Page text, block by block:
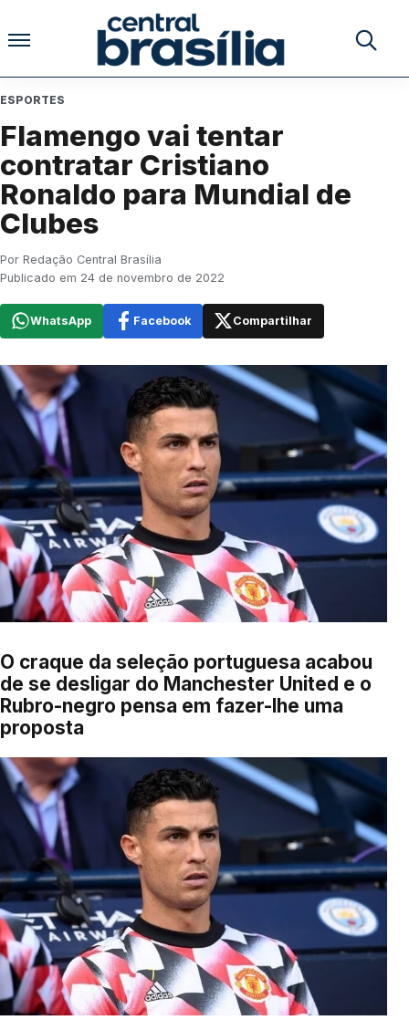
Pular para o conteúdo
Buscar
ESPORTES
Flamengo vai tentar
contratar Cristiano
Ronaldo para Mundial de
Clubes
Por Redação Central Brasília
Publicado em 24 de novembro de 2022
WhatsApp Facebook Compartilhar
O craque da seleção portuguesa acabou
de se desligar do Manchester United e o
Rubro-negro pensa em fazer-lhe uma
proposta